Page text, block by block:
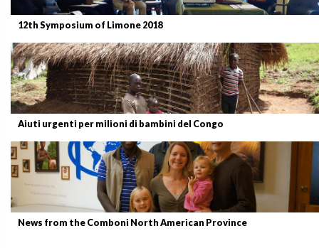
12th Symposium of Limone 2018
Aiuti urgenti per milioni di bambini del Congo
News from the Comboni North American Province